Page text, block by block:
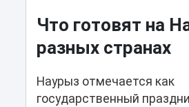
Что готовят на
разных странах
Наурыз отмечается как
государственный